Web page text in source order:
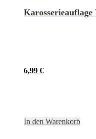
6,99 €
In den Warenkorb